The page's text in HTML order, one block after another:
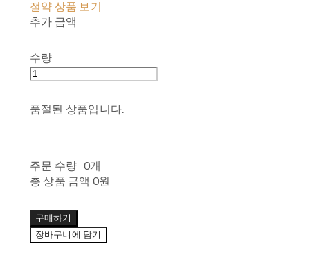
절약 상품 보기
추가 금액
수량
품절된 상품입니다.
주문 수량 0개
총 상품 금액 0원
구매하기
장바구니에 담기